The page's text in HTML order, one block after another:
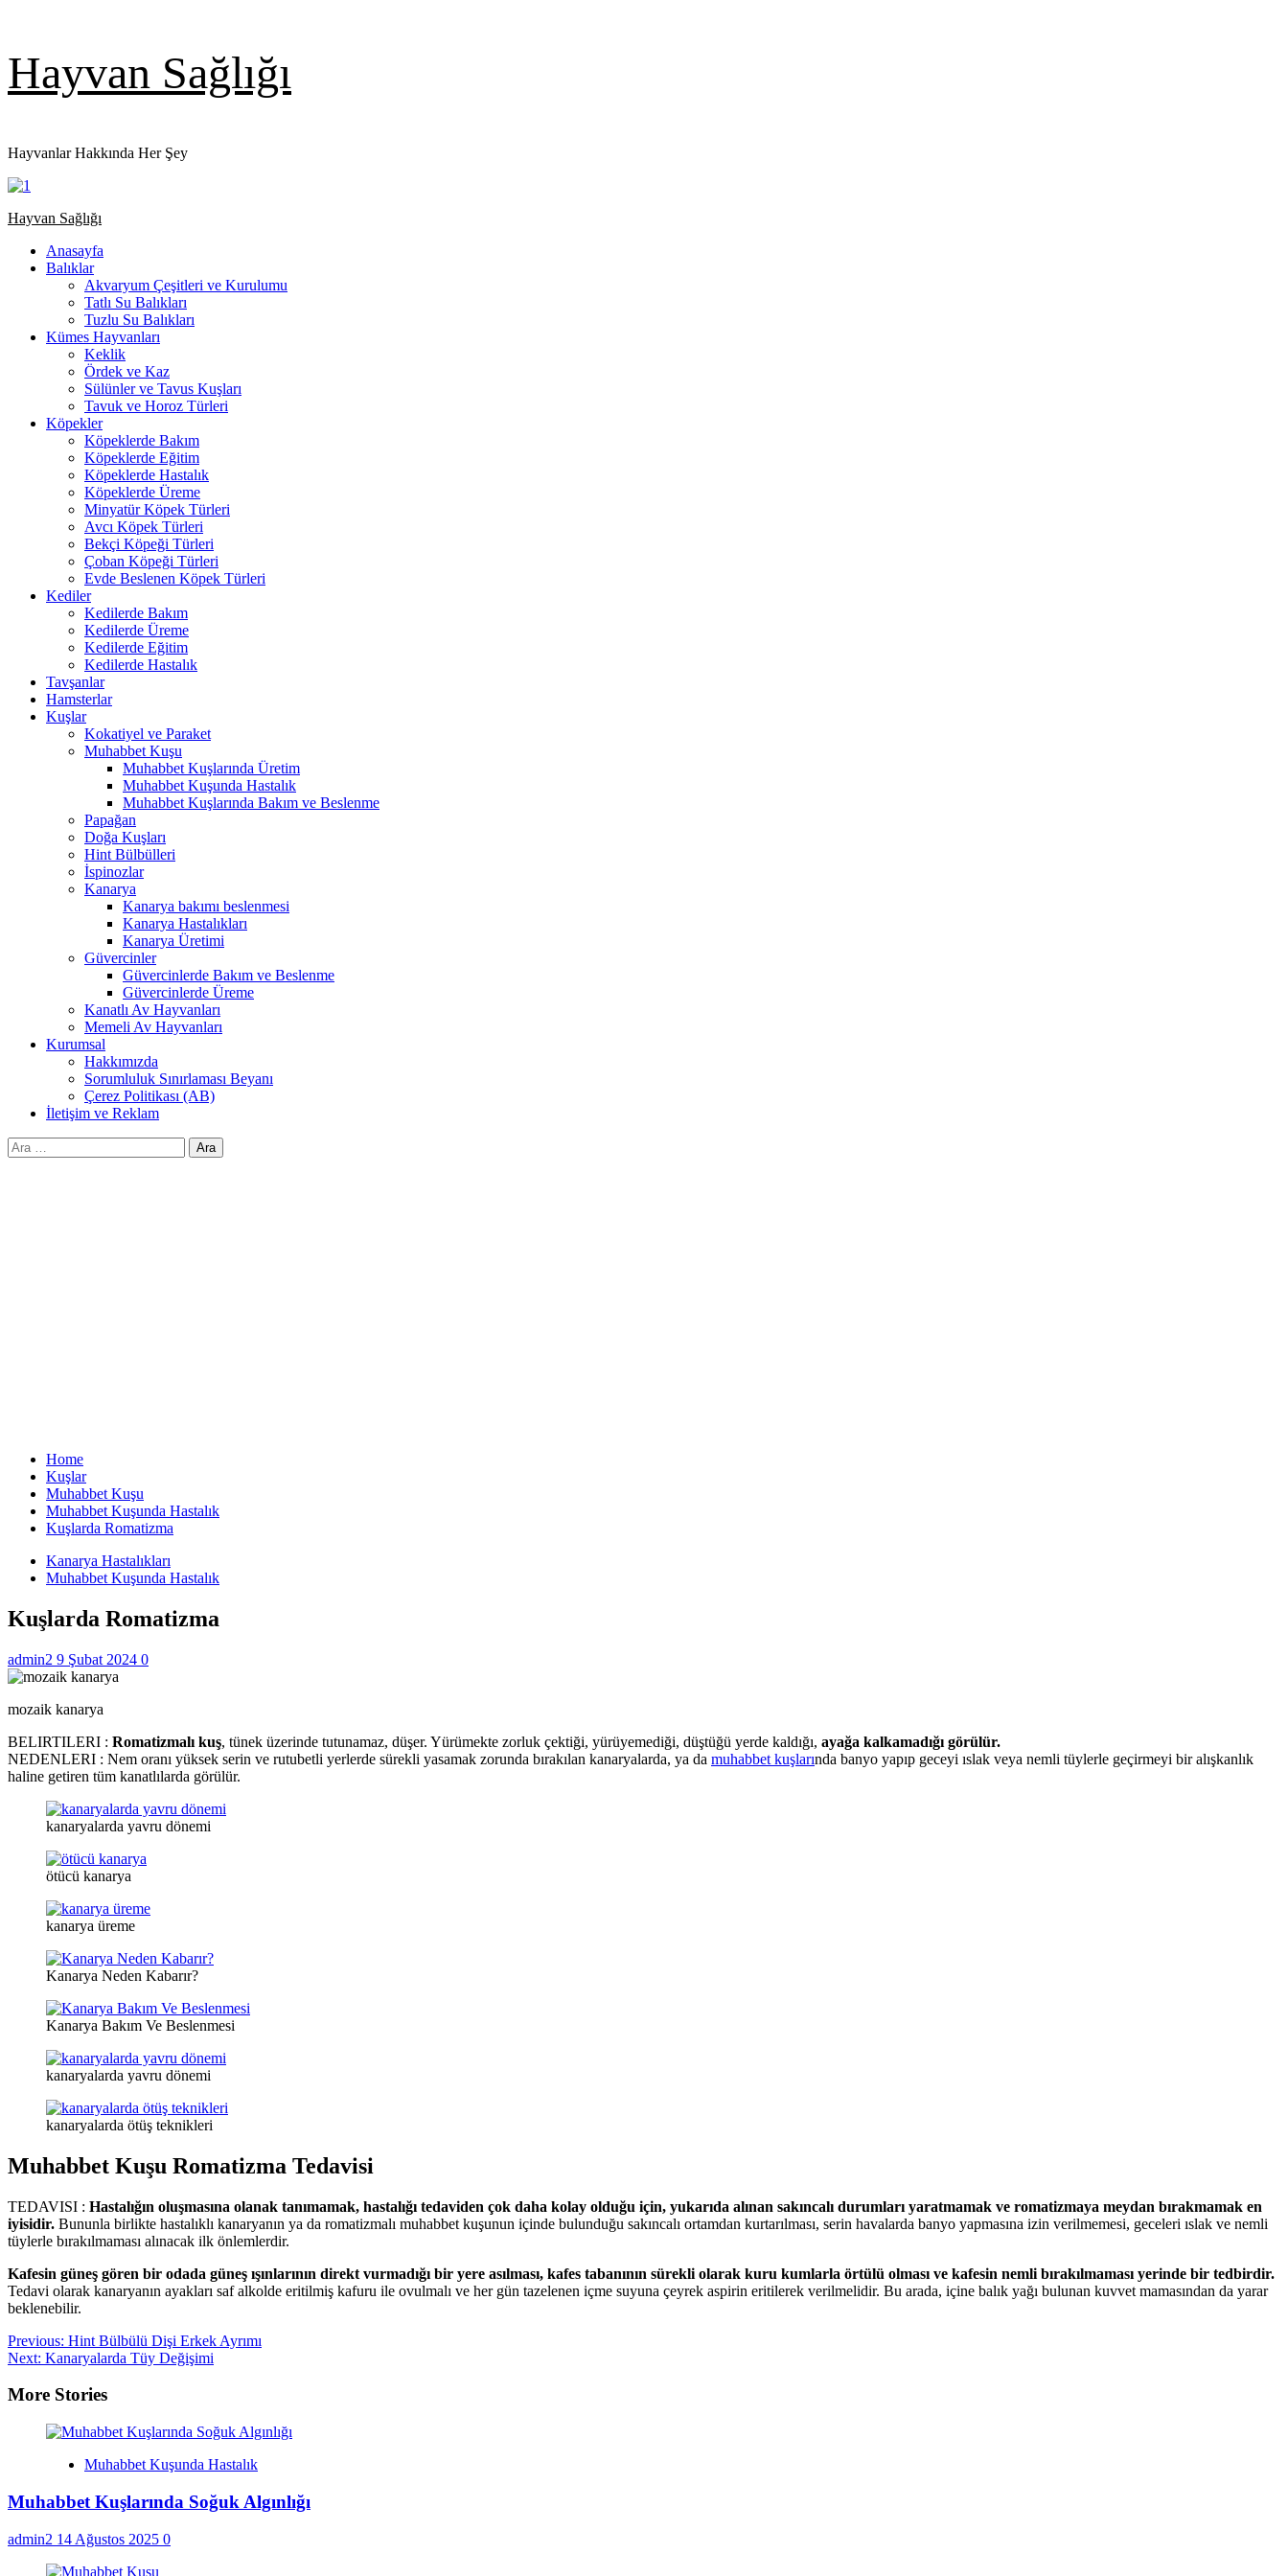
to
content
Hayvan Sağlığı
Hayvanlar Hakkında Her Şey
Primary
Hayvan Sağlığı
Anasayfa
Balıklar
Akvaryum Çeşitleri ve Kurulumu
Tatlı Su Balıkları
Tuzlu Su Balıkları
Kümes Hayvanları
Keklik
Ördek ve Kaz
Sülünler ve Tavus Kuşları
Tavuk ve Horoz Türleri
Köpekler
Köpeklerde Bakım
Köpeklerde Eğitim
Köpeklerde Hastalık
Köpeklerde Üreme
Minyatür Köpek Türleri
Avcı Köpek Türleri
Bekçi Köpeği Türleri
Çoban Köpeği Türleri
Evde Beslenen Köpek Türleri
Kediler
Kedilerde Bakım
Kedilerde Üreme
Kedilerde Eğitim
Kedilerde Hastalık
Tavşanlar
Hamsterlar
Kuşlar
Kokatiyel ve Paraket
Muhabbet Kuşu
Muhabbet Kuşlarında Üretim
Muhabbet Kuşunda Hastalık
Muhabbet Kuşlarında Bakım ve Beslenme
Papağan
Doğa Kuşları
Hint Bülbülleri
İspinozlar
Kanarya
Kanarya bakımı beslenmesi
Kanarya Hastalıkları
Kanarya Üretimi
Güvercinler
Güvercinlerde Bakım ve Beslenme
Güvercinlerde Üreme
Kanatlı Av Hayvanları
Memeli Av Hayvanları
Kurumsal
Hakkımızda
Sorumluluk Sınırlaması Beyanı
Çerez Politikası (AB)
İletişim ve Reklam
Arama:
Home
Kuşlar
Muhabbet Kuşu
Muhabbet Kuşunda Hastalık
Kuşlarda Romatizma
Kanarya Hastalıkları
Muhabbet Kuşunda Hastalık
Kuşlarda Romatizma
admin2 9 Şubat 2024 0
mozaik kanarya
BELIRTILERI : Romatizmalı kuş, tünek üzerinde tutunamaz, düşer. Yürümekte zorluk çektiği, yürüyemediği, düştüğü yerde kaldığı, ayağa kalkamadığı görülür.
NEDENLERI : Nem oranı yüksek serin ve rutubetli yerlerde sürekli yasamak zorunda bırakılan kanaryalarda, ya da muhabbet kuşlarında banyo yapıp geceyi ıslak veya nemli tüylerle geçirmeyi bir alışkanlık
haline getiren tüm kanatlılarda görülür.
kanaryalarda yavru dönemi
ötücü kanarya
kanarya üreme
Kanarya Neden Kabarır?
Kanarya Bakım Ve Beslenmesi
kanaryalarda yavru dönemi
kanaryalarda ötüş teknikleri
Muhabbet Kuşu Romatizma Tedavisi
TEDAVISI : Hastalığın oluşmasına olanak tanımamak, hastalığı tedaviden çok daha kolay olduğu için, yukarıda alınan sakıncalı durumları yaratmamak ve romatizmaya meydan bırakmamak en
iyisidir. Bununla birlikte hastalıklı kanaryanın ya da romatizmalı muhabbet kuşunun içinde bulunduğu sakıncalı ortamdan kurtarılması, serin havalarda banyo yapmasına izin verilmemesi, geceleri ıslak ve nemli
tüylerle bırakılmaması alınacak ilk önlemlerdir.
Kafesin güneş gören bir odada güneş ışınlarının direkt vurmadığı bir yere asılması, kafes tabanının sürekli olarak kuru kumlarla örtülü olması ve kafesin nemli bırakılmaması yerinde bir tedbirdir.
Tedavi olarak kanaryanın ayakları saf alkolde eritilmiş kafuru ile ovulmalı ve her gün tazelenen içme suyuna çeyrek aspirin eritilerek verilmelidir. Bu arada, içine balık yağı bulunan kuvvet mamasından da yarar
beklenebilir.
Post
navigation
Previous: Hint Bülbülü Dişi Erkek Ayrımı
Next: Kanaryalarda Tüy Değişimi
More Stories
Muhabbet Kuşunda Hastalık
Muhabbet Kuşlarında Soğuk Algınlığı
admin2 14 Ağustos 2025 0